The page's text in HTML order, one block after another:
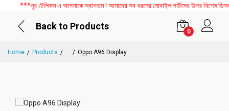
***নূর টেলিকম এ আপনাকে স্বাগতম ! আমাদের সব ধরনের মোবাইল পার্টসের উপর বিশেষ
Back to Products
0
Home Products ... Oppo A96 Display